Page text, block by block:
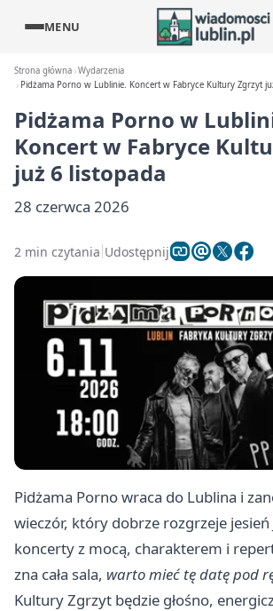
MENU
Strona główna Wydarzenia
Pidżama Porno w Lublinie. Koncert w Fabryce Kultury Zgrzyt
Pidżama Porno w
Koncert w Fabryce
już 6 listopada
28 czerwca 2026
2 min czytania Udostępnij
Pidżama Porno wraca do Lublina i
wieczór, który dobrze rozgrzeje jesień
koncerty z mocą, charakterem i
zna cała sala, warto mieć tę datę pod
Kultury Zgrzyt będzie głośno,